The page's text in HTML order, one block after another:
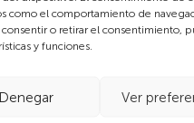
como el comportamiento de
o retirar el consentimiento,
y funciones.
Denegar Ver
evolutiva